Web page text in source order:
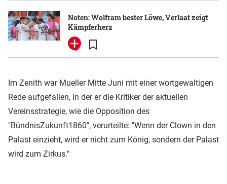
Noten: Wolfram bester Löwe, Verlaat zeigt
Kämpferherz
Im Zenith war Mueller Mitte Juni mit einer wortgewaltigen
Rede aufgefallen, in der er die Kritiker der aktuellen
Vereinsstrategie, wie die Opposition des
"BündnisZukunft1860", verurteilte: "Wenn der Clown in den
Palast einzieht, wird er nicht zum König, sondern der Palast
wird zum Zirkus."